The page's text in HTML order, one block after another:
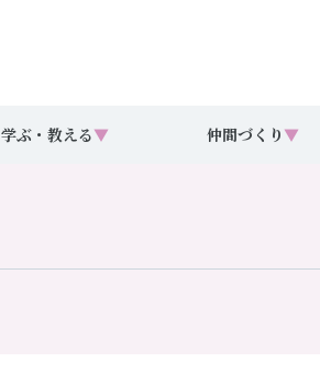
学ぶ・教える▼ 仲間づくり ▼